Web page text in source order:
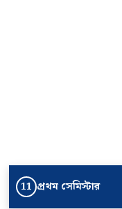
11 প্রথম সেমিস্টার